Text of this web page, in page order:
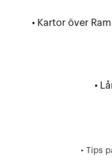
• Kartor över
•
• Tips